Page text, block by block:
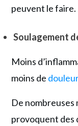
peuvent le faire.
Soulagement
Moins
moins de douleur
De nombreuses
provoquent des